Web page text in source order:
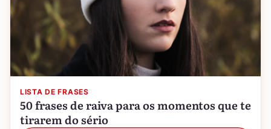
LISTA DE FRASES
50 frases de raiva para os momentos que te
tirarem do sério